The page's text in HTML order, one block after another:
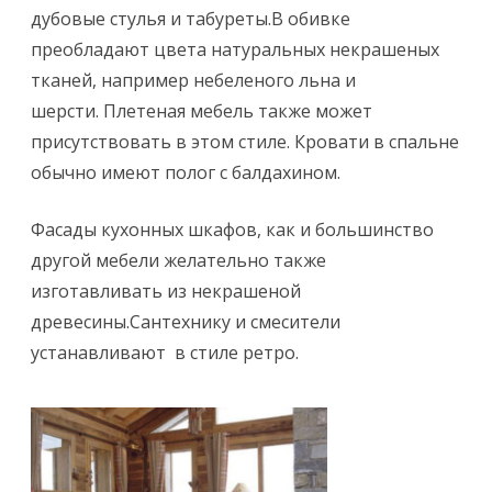
дубовые стулья и табуреты.В обивке
преобладают цвета натуральных некрашеных
тканей, например небеленого льна и
шерсти. Плетеная мебель также может
присутствовать в этом стиле. Кровати в спальне
обычно имеют полог с балдахином.
Фасады кухонных шкафов, как и большинство
другой мебели желательно также
изготавливать из некрашеной
древесины.Сантехнику и смесители
устанавливают в стиле ретро.